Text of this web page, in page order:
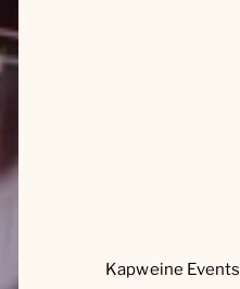
Kapweine Events